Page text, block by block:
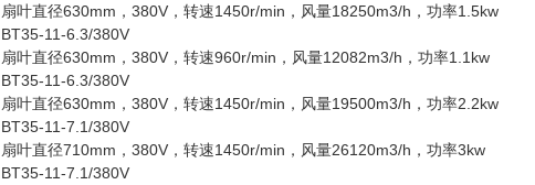
扇叶直径630mm，380V，转速1450r/min，风量18250m3/h，功率1.5kw
BT35-11-6.3/380V
扇叶直径630mm，380V，转速960r/min，风量12082m3/h，功率1.1kw
BT35-11-6.3/380V
扇叶直径630mm，380V，转速1450r/min，风量19500m3/h，功率2.2kw
BT35-11-7.1/380V
扇叶直径710mm，380V，转速1450r/min，风量26120m3/h，功率3kw
BT35-11-7.1/380V